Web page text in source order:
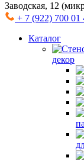
Заводская, 12
+ 7 (922) 700 01
Каталог
декор